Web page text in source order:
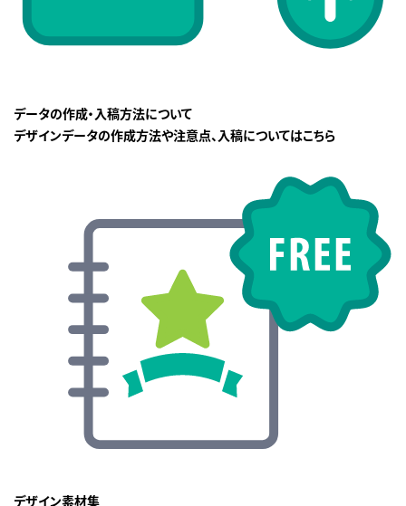
データの作成・入稿方法について
デザインデータの作成方法や注意点、入稿についてはこちら
デザイン素材集